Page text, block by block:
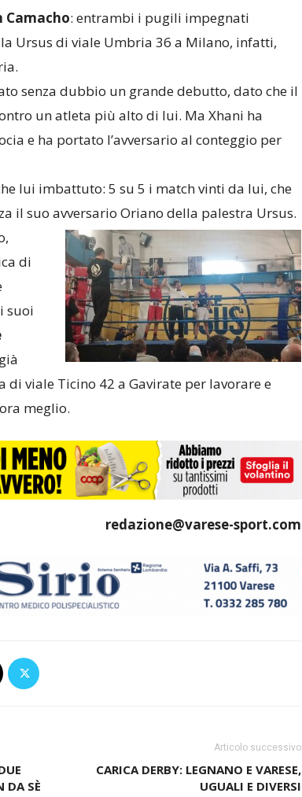
Camacho: entrambi i pugili impegnati
Ursus di viale Umbria 36 a Milano, infatti,
senza dubbio un grande debutto, dato che il
un atleta più alto di lui. Ma Xhani ha
e ha portato l’avversario al conteggio per
lui imbattuto: 5 su 5 i match vinti da lui, che
il suo avversario Oriano della palestra Ursus.
di
suoi
di viale Ticino 42 a Gavirate per lavorare e
meglio.
redazione@varese-sport.com
DA SÈ
Articolo successivo
CARICA DERBY: LEGNANO E VARESE,
UGUALI E DIVERSI